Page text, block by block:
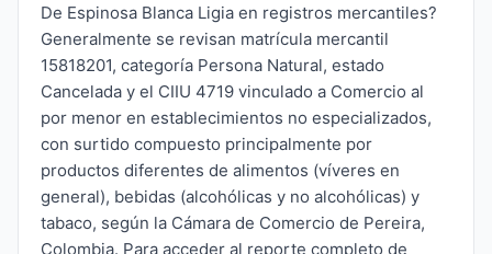
De Espinosa Blanca Ligia en registros mercantiles?
Generalmente se revisan matrícula mercantil
15818201, categoría Persona Natural, estado
Cancelada y el CIIU 4719 vinculado a Comercio al
por menor en establecimientos no especializados,
con surtido compuesto principalmente por
productos diferentes de alimentos (víveres en
general), bebidas (alcohólicas y no alcohólicas) y
tabaco, según la Cámara de Comercio de Pereira,
Colombia. Para acceder al reporte completo de